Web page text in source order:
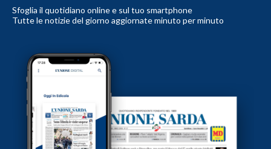
Sfoglia il quotidiano online e sul tuo smartphone
Tutte le notizie del giorno aggiornate minuto per minuto